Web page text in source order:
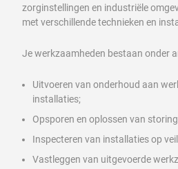
zorginstellingen en industriële
met verschillende technieken en
Je werkzaamheden bestaan onder
Uitvoeren van onderhoud aan
installaties;
Opsporen en oplossen van
Inspecteren van installaties op
Vastleggen van uitgevoerde